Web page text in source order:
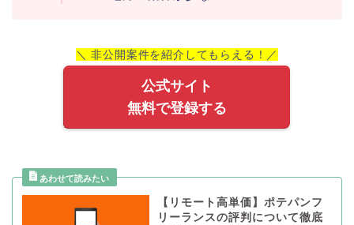
＼ 非公開案件を紹介してもらえる！／
公式サイト
無料で登録する
【リモート高単価】ポテパンフ
リーランスの評判について徹底